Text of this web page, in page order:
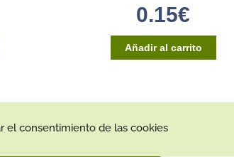
el consentimiento de las cookies
0.15€
Añadir al carrito